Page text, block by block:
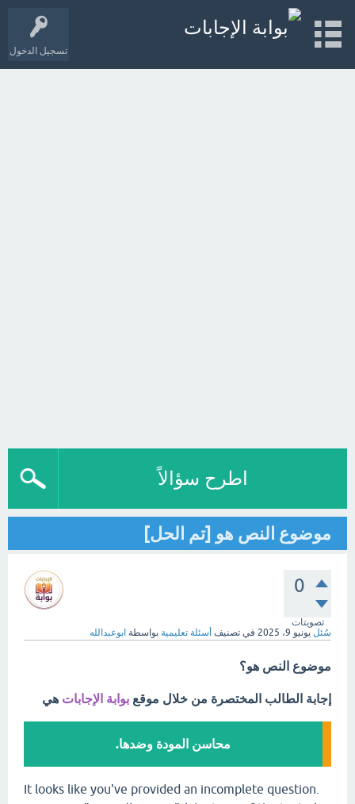
تسجيل الدخول
اطرح سؤالاً
موضوع النص هو [تم الحل]
0
تصويتات
سُئل يونيو 9، 2025 في تصنيف أسئلة تعليمية بواسطة ابوعبدالله
موضوع النص هو؟
إجابة الطالب المختصرة من خلال موقع بوابة الإجابات هي
محاسن المودة وضدها.
It looks like you've provided an incomplete question.